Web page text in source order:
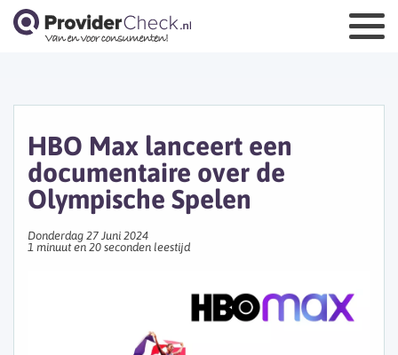
HBO Max lanceert een
documentaire over de
Olympische Spelen
Donderdag 27 Juni 2024
1 minuut en 20 seconden leestijd